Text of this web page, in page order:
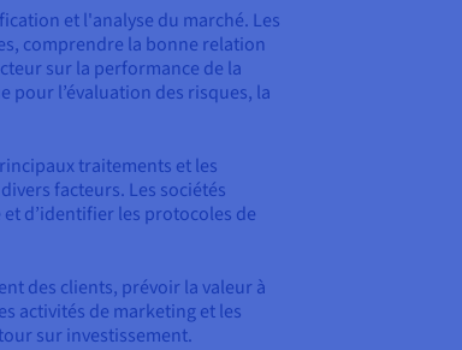
et l'analyse du marché. Les
comprendre la bonne relation
sur la performance de la
l’évaluation des risques, la
traitements et les
facteurs. Les sociétés
d’identifier les protocoles de
des clients, prévoir la valeur à
activités de marketing et les
sur investissement.